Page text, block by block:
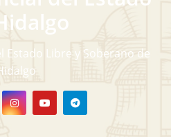
Libre y Soberano de